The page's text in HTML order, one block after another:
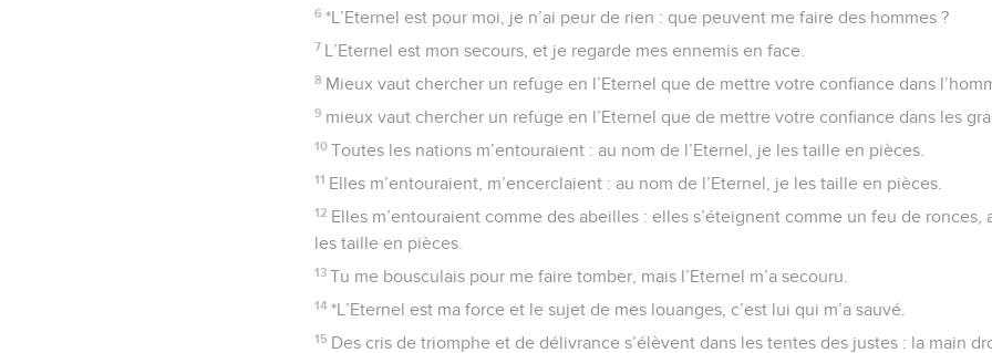
6 *L’Eternel est pour moi, je n’ai peur de rien : que peuvent me faire des hommes ?
7 L’Eternel est mon secours, et je regarde mes ennemis en face.
8 Mieux vaut chercher un refuge en l’Eternel que de mettre votre confiance dans
9 mieux vaut chercher un refuge en l’Eternel que de mettre votre confiance dans les
10 Toutes les nations m’entouraient : au nom de l’Eternel, je les taille en pièces.
11 Elles m’entouraient, m’encerclaient : au nom de l’Eternel, je les taille en pièces.
12 Elles m’entouraient comme des abeilles : elles s’éteignent comme un feu de ronces,
les taille en pièces.
13 Tu me bousculais pour me faire tomber, mais l’Eternel m’a secouru.
14 *L’Eternel est ma force et le sujet de mes louanges, c’est lui qui m’a sauvé.
15 Des cris de triomphe et de délivrance s’élèvent dans les tentes des justes : la main